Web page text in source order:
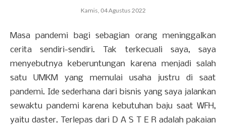
Kamis, 04 Agustus 2022
Masa pandemi bagi sebagian orang meninggalkan
cerita sendiri-sendiri. Tak terkecuali saya, saya
menyebutnya keberuntungan karena menjadi salah
satu UMKM yang memulai usaha justru di saat
pandemi. Ide sederhana dari bisnis yang saya jalankan
sewaktu pandemi karena kebutuhan baju saat WFH,
yaitu daster. Terlepas dari D A S T E R adalah pakaian